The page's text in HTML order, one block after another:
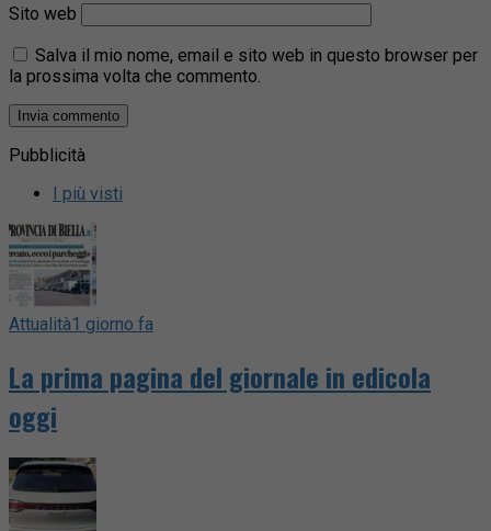
Sito web
Salva il mio nome, email e sito web in questo browser per
la prossima volta che commento.
Pubblicità
I più visti
Attualità1 giorno fa
La prima pagina del giornale in edicola
oggi